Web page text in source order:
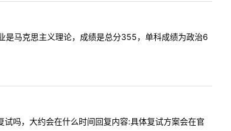
马克思主义理论，成绩是总分355，单科成绩为政治6
吗，大约会在什么时间回复内容:具体复试方案会在官